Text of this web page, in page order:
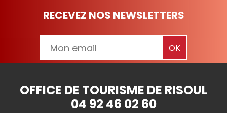
RECEVEZ NOS NEWSLETTERS
OFFICE DE TOURISME DE RISOUL
04 92 46 02 60